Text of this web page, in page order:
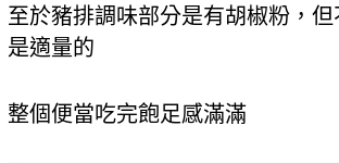
至於豬排調味部分是有胡椒粉，但
是適量的
整個便當吃完飽足感滿滿